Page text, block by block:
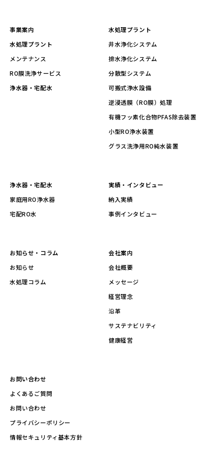
事業案内
水処理プラント
メンテナンス
RO膜洗浄サービス
浄水器・宅配水
水処理プラント
井水浄化システム
排水浄化システム
分散型システム
可搬式浄水設備
逆浸透膜（RO膜）処理
有機フッ素化合物PFAS除去装置
小型RO浄水装置
グラス洗浄用RO純水装置
浄水器・宅配水
家庭用RO浄水器
宅配RO水
実績・インタビュー
納入実績
事例インタビュー
お知らせ・コラム
お知らせ
水処理コラム
会社案内
会社概要
メッセージ
経営理念
沿革
サステナビリティ
健康経営
お問い合わせ
よくあるご質問
お問い合わせ
プライバシーポリシー
情報セキュリティ基本方針